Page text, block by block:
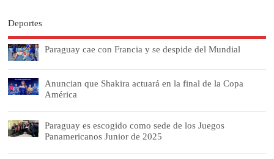
Deportes
Paraguay cae con Francia y se despide del Mundial
Anuncian que Shakira actuará en la final de la Copa
América
Paraguay es escogido como sede de los Juegos
Panamericanos Junior de 2025